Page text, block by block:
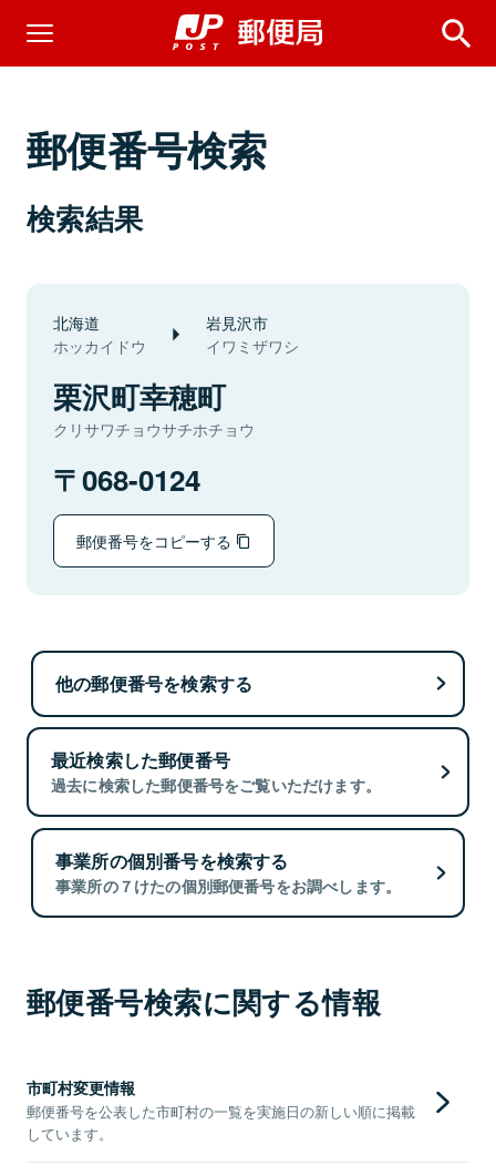
郵便番号検索
検索結果
北海道
ホッカイドウ
岩見沢市
イワミザワシ
栗沢町幸穂町
クリサワチョウサチホチョウ
068-0124
郵便番号をコピーする
他の郵便番号を検索する
最近検索した郵便番号
過去に検索した郵便番号をご覧いただけます。
事業所の個別番号を検索する
事業所の７けたの個別郵便番号をお調べします。
郵便番号検索に関する情報
市町村変更情報
郵便番号を公表した市町村の一覧を実施日の新しい順に掲載
しています。